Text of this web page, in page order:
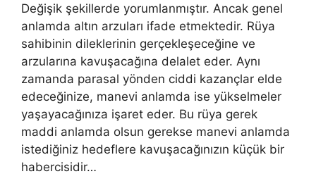
Değişik şekillerde yorumlanmıştır. Ancak genel
anlamda altın arzuları ifade etmektedir. Rüya
sahibinin dileklerinin gerçekleşeceğine ve
arzularına kavuşacağına delalet eder. Aynı
zamanda parasal yönden ciddi kazançlar elde
edeceğinize, manevi anlamda ise yükselmeler
yaşayacağınıza işaret eder. Bu rüya gerek
maddi anlamda olsun gerekse manevi anlamda
istediğiniz hedeflere kavuşacağınızın küçük bir
habercisidir…